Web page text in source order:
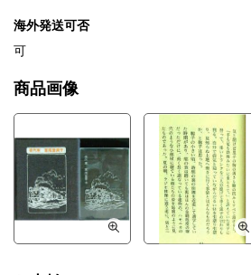
海外発送可否
可
商品画像